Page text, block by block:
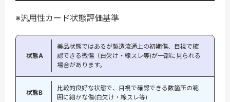
※汎用性カード状態評価基準
状態A
美品状態ではあるが製造流通上の初期傷、目視で確
認できる微傷（白欠け・線スレ等)が一部に見られる
場合があります。
状態B
比較的良好な状態で、目視で確認できる数箇所の範
囲に細かな傷(白欠け・線スレ等)